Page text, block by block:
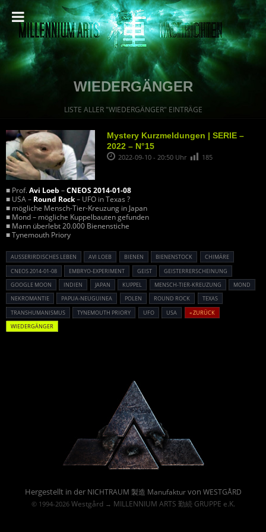
WIEDERGÄNGER
LISTE ALLER "WIEDERGÄNGER" EINTRÄGE
Mystery Kurzmeldungen | SERIE –
2022 – N°15
2022-09-10 - 20:50 Uhr 185
■ Prof.Avi Loeb –CNEOS 2014-01-08
■ USA – Round Rock– UFO in Texas ?
■ mögliche Mensch-Tier-Kreuzung in Japan
■ Mond – mögliche Kuppelbauten gefunden
■ Mann überlebt 20.000 Bienenstiche
■ Tynemouth Priory
AUSSERIRDISCHES LEBEN AVI LOEB BIENEN BIENENSTOCK
CHIMÄRE
CNEOS 2014-01-08
EMBRYO-EXPERIMENT GEIST
GEISTERRERSCHEINUNG
GOOGLE MOON
INDIEN JAPAN KUPPEL MENSCH-TIER-KREUZUNG
MOND
NEKROMANTIE
PAPUA-NEUGUINEA POLEN ROUND ROCK
TEXAS
TRANSHUMANISMUS
TYNEMOUTH PRIORY UFO USA
« ZURÜCK
WIEDERGÄNGER
Hergestellt in der NICHTRAUM 製造 Manufakturvon WESTGÅRD
© 1994-2026 Westgård→ MILLENNIUM ARTS 勤続 GRUPPE e.K.
Powered By :